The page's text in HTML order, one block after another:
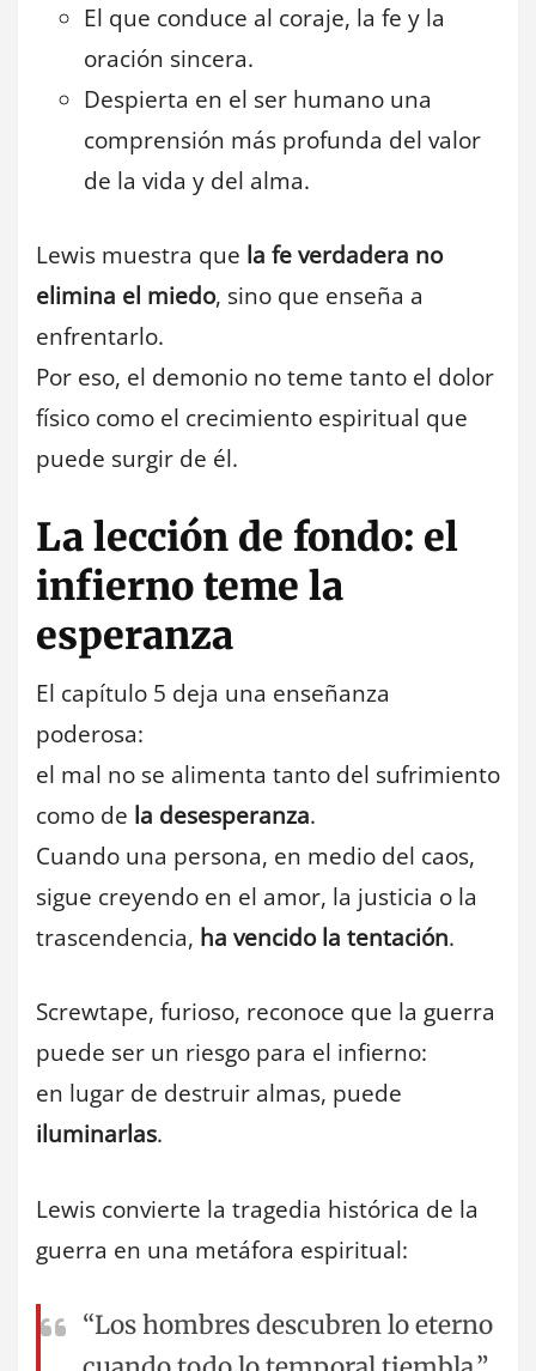
El que conduce al coraje, la fe y la
oración sincera.
Despierta en el ser humano una
comprensión más profunda del valor
de la vida y del alma.
Lewis muestra que la fe verdadera no
elimina el miedo, sino que enseña a
enfrentarlo.
Por eso, el demonio no teme tanto el dolor
físico como el crecimiento espiritual que
puede surgir de él.
La lección de fondo: el
infierno teme la
esperanza
El capítulo 5 deja una enseñanza
poderosa:
el mal no se alimenta tanto del sufrimiento
como de la desesperanza.
Cuando una persona, en medio del caos,
sigue creyendo en el amor, la justicia o la
trascendencia, ha vencido la tentación.
Screwtape, furioso, reconoce que la guerra
puede ser un riesgo para el infierno:
en lugar de destruir almas, puede
iluminarlas.
Lewis convierte la tragedia histórica de la
guerra en una metáfora espiritual:
“Los hombres descubren lo eterno